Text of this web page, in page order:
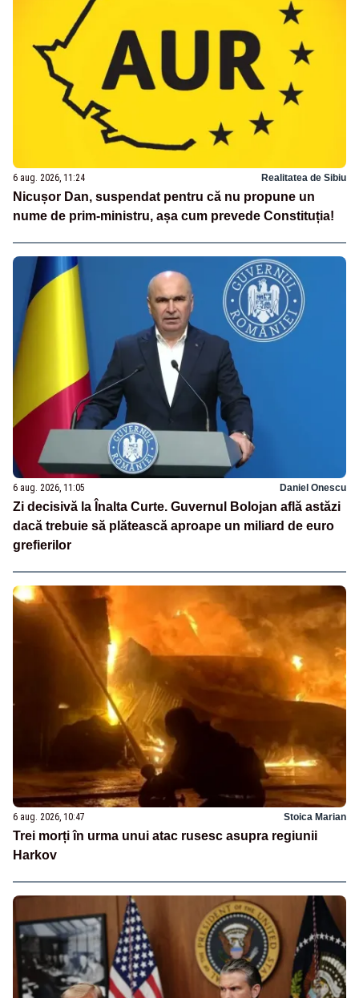
6 aug. 2026, 11:24 Realitatea de Sibiu
Nicușor Dan, suspendat pentru că nu propune un
nume de prim-ministru, așa cum prevede Constituția!
6 aug. 2026, 11:05 Daniel Onescu
Zi decisivă la Înalta Curte. Guvernul Bolojan află astăzi
dacă trebuie să plătească aproape un miliard de euro
grefierilor
6 aug. 2026, 10:47 Stoica Marian
Trei morți în urma unui atac rusesc asupra regiunii
Harkov